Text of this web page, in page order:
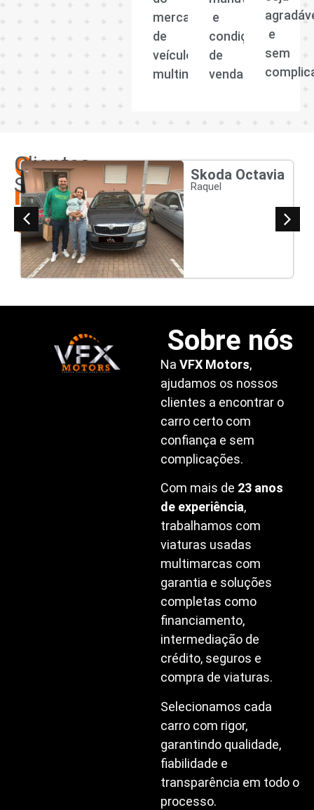
mercado
de
veículos
multimarcas.
e
condições
de
venda.
e
sem
Os
nossos
clientes
Clientes
Satisfeitos
Skoda Octavia
Raquel
Sobre nós
NaVFX Motors,
ajudamos os nossos
clientes a encontrar o
carro certo com
confiança e sem
complicações.
Com mais de 23 anos
de experiência,
trabalhamos com
viaturas usadas
multimarcas com
garantia e soluções
completas como
financiamento,
intermediação de
crédito, seguros e
compra de viaturas.
Selecionamos cada
carro com rigor,
garantindo qualidade,
fiabilidade e
transparência em todo o
processo.